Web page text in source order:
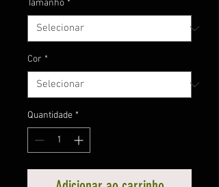
Tamanho *
Cor *
Quantidade *